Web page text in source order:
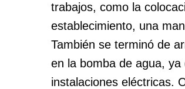
trabajos, como la
establecimiento, una
También se terminó de
en la bomba de agua,
instalaciones eléctricas.